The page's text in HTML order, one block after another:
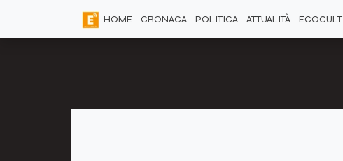
HOME CRONACA POLITICA ATTUALITÀ ECOCULT